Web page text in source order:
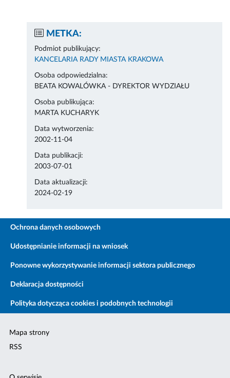
METKA:
Podmiot publikujący:
KANCELARIA RADY MIASTA KRAKOWA
Osoba odpowiedzialna:
BEATA KOWALÓWKA - DYREKTOR WYDZIAŁU
Osoba publikująca:
MARTA KUCHARYK
Data wytworzenia:
2002-11-04
Data publikacji:
2003-07-01
Data aktualizacji:
2024-02-19
Ochrona danych osobowych
Udostępnianie informacji na wniosek
Ponowne wykorzystywanie informacji sektora publicznego
Deklaracja dostępności
Polityka dotycząca cookies i podobnych technologii
Mapa strony
RSS